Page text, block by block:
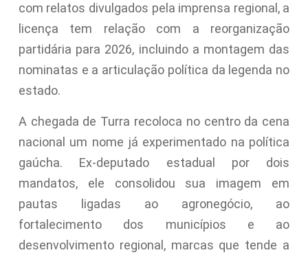
com relatos divulgados pela imprensa regional, a
licença tem relação com a reorganização
partidária para 2026, incluindo a montagem das
nominatas e a articulação política da legenda no
estado.
A chegada de Turra recoloca no centro da cena
nacional um nome já experimentado na política
gaúcha. Ex-deputado estadual por dois
mandatos, ele consolidou sua imagem em
pautas ligadas ao agronegócio, ao
fortalecimento dos municípios e ao
desenvolvimento regional, marcas que tende a